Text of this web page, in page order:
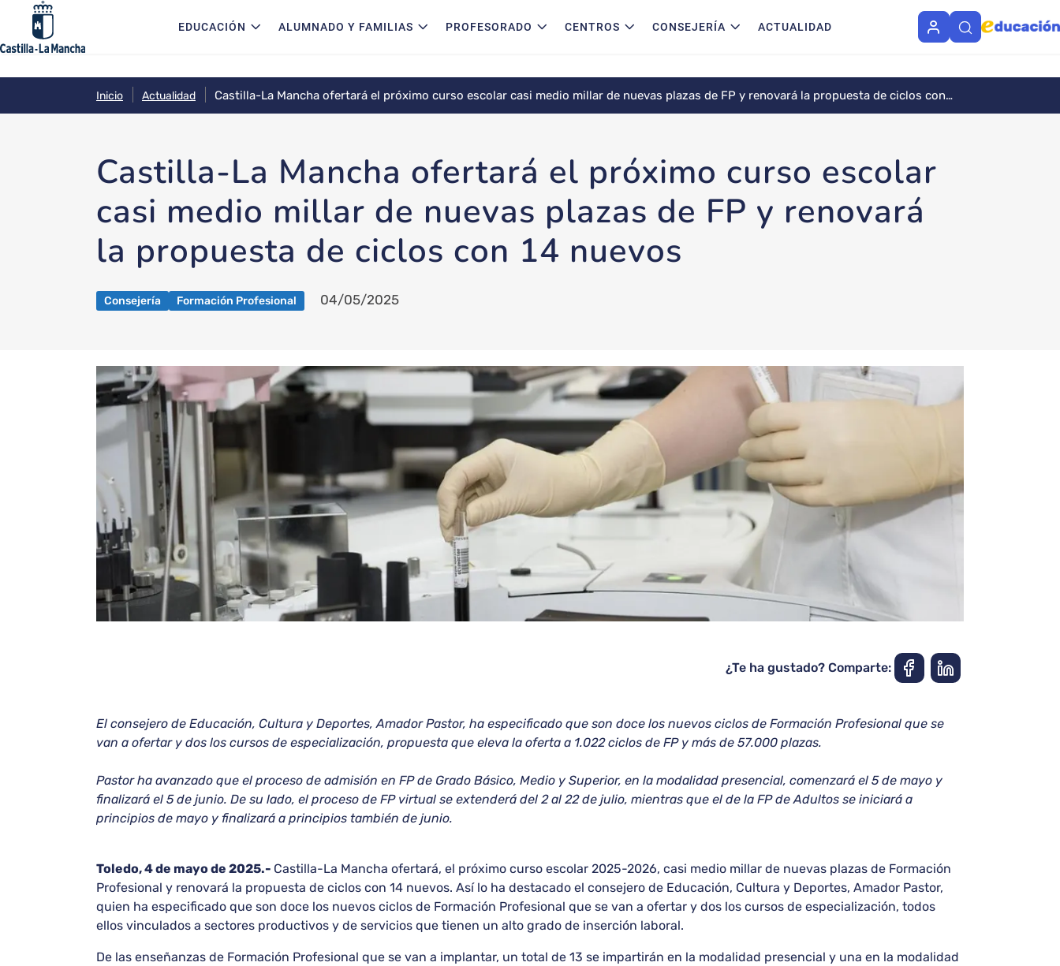
Pasar al contenido principalNavegación principal
EDUCACIÓN ALUMNADO Y FAMILIAS PROFESORADO CENTROS CONSEJERÍA ACTUALIDAD
Inicio Actualidad
Castilla-La Mancha ofertará el próximo curso escolar casi medio millar de nuevas plazas de FP y renovará la propuesta de ciclos con
14 nuevos
Castilla-La Mancha ofertará el próximo curso escolar
casi medio millar de nuevas plazas de FP y renovará
la propuesta de ciclos con 14 nuevos
Consejería Formación Profesional 04/05/2025
¿Te ha gustado? Comparte:
El consejero de Educación, Cultura y Deportes, Amador Pastor, ha especificado que son doce los nuevos ciclos de Formación Profesional que se
van a ofertar y dos los cursos de especialización, propuesta que eleva la oferta a 1.022 ciclos de FP y más de 57.000 plazas.
Pastor ha avanzado que el proceso de admisión en FP de Grado Básico, Medio y Superior, en la modalidad presencial, comenzará el 5 de mayo y
finalizará el 5 de junio. De su lado, el proceso de FP virtual se extenderá del 2 al 22 de julio, mientras que el de la FP de Adultos se iniciará a
principios de mayo y finalizará a principios también de junio.
Toledo, 4 de mayo de 2025.- Castilla-La Mancha ofertará, el próximo curso escolar 2025-2026, casi medio millar de nuevas plazas de Formación
Profesional y renovará la propuesta de ciclos con 14 nuevos. Así lo ha destacado el consejero de Educación, Cultura y Deportes, Amador Pastor,
quien ha especificado que son doce los nuevos ciclos de Formación Profesional que se van a ofertar y dos los cursos de especialización, todos
ellos vinculados a sectores productivos y de servicios que tienen un alto grado de inserción laboral.
De las enseñanzas de Formación Profesional que se van a implantar, un total de 13 se impartirán en la modalidad presencial y una en la modalidad